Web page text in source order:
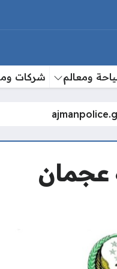
ومعالم شركات
عجمان